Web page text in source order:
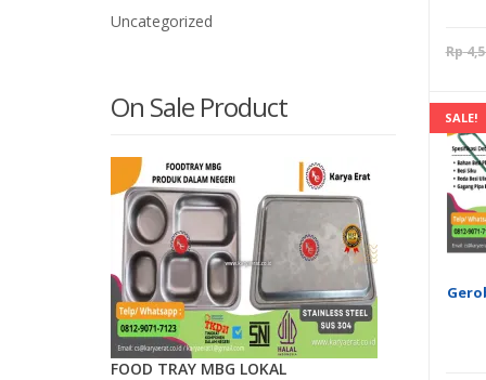
Rp
SALE!
Uncategorized
On Sale Product
FOOD TRAY MBG LOKAL